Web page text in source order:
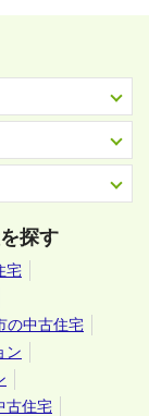
探す
宅
の中古住宅
ン
古住宅